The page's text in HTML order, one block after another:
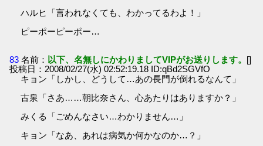
ハルヒ「言われなくても、わかってるわよ！」
ピーポーピーポー…
83 名前： 以下、名無しにかわりましてVIPがお送りします。 []
投稿日：2008/02/27(水) 02:52:19.18 ID:qBd2SGVfO
キョン「しかし、どうして…あの長門が倒れるなんて」
古泉「さあ……朝比奈さん、心あたりはありますか？」
みくる「ごめんなさい…わかりません…」
キョン「なあ、あれは病気か何かなのか…？」